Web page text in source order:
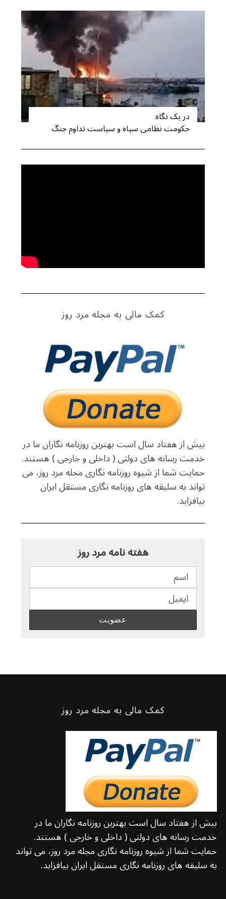
در یک نگاه
حکومت نظامی سپاه و سیاست تداوم جنگ
کمک مالی به مجله مرد روز
بیش از هفتاد سال است بهترین روزنامه نگاران ما در
خدمت رسانه های دولتی ( داخلی و خارجی ) هستند.
حمایت شما از شیوه روزنامه نگاری مجله مرد روز، می
تواند به سلیقه های روزنامه نگاری مستقل ایران
بیافزاید.
هفته نامه مرد روز
کمک مالی به مجله مرد روز
بیش از هفتاد سال است بهترین روزنامه نگاران ما در
خدمت رسانه های دولتی ( داخلی و خارجی ) هستند.
حمایت شما از شیوه روزنامه نگاری مجله مرد روز، می تواند
به سلیقه های روزنامه نگاری مستقل ایران بیافزاید.